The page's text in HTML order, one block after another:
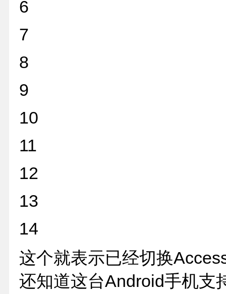
6
7
8
9
10
11
12
13
14
这个就表示已经切换
还知道这台Android手机支